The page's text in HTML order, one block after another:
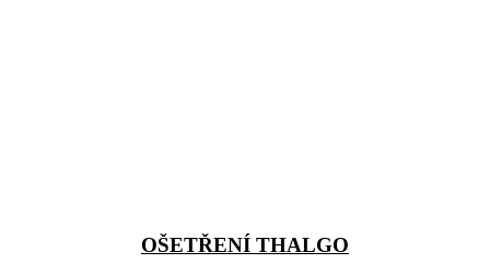
OŠETŘENÍ THALGO